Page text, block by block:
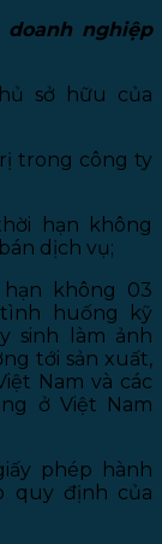
nghiệp
sở hữu của
trong công ty
hạn không
dịch vụ;
không 03
huống kỹ
sinh làm ảnh
tới sản xuất,
Nam và các
ở Việt Nam
phép hành
quy định của